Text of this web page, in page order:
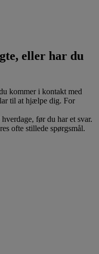
eller har du
kommer i kontakt med
til at hjælpe dig. For
før du har et svar.
ofte stillede spørgsmål.